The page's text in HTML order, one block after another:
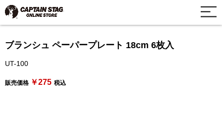
ブランシュ ペーパープレート 18cm 6枚入
UT-100
販売価格 ￥275 税込